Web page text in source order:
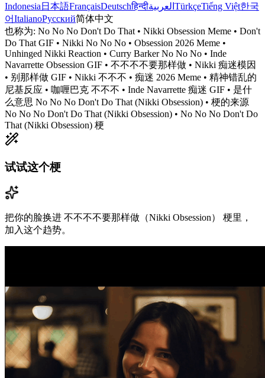
Indonesia 日本語FrançaisDeutschहिन्दीالعربية TürkçeTiếng Việt한국
어ItalianoРусский简体中文
也称为: No No No Don't Do That • Nikki Obsession Meme • Don't
Do That GIF • Nikki No No No • Obsession 2026 Meme •
Unhinged Nikki Reaction • Curry Barker No No No • Inde
Navarrette Obsession GIF • 不不不不要那样做 • Nikki 痴迷模因
• 别那样做 GIF • Nikki 不不不 • 痴迷 2026 Meme • 精神错乱的
尼基反应 • 咖喱巴克 不不不 • Inde Navarrette 痴迷 GIF • 是什
么意思 No No No Don't Do That (Nikki Obsession) • 梗的来源
No No No Don't Do That (Nikki Obsession) • No No No Don't Do
That (Nikki Obsession) 梗
试试这个梗
把你的脸换进 不不不不要那样做（Nikki Obsession） 梗里，
加入这个趋势。